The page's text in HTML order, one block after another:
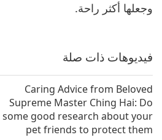
وجعلها أكثر راحة.
فيديوهات ذات صلة
Caring Advice from Beloved
Supreme Master Ching Hai: Do
some good research about your
pet friends to protect them